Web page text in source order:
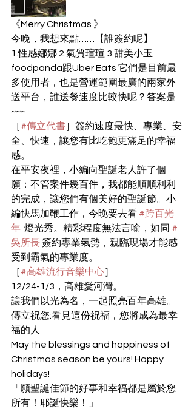
《Merry Christmas 》
今晚，我想來點……【誰簽約呢】
1.性感娜娜 2.氣質瑄瑄 3.甜美小玉
foodpanda跟Uber Eats 它們是目前最
多使用者，也是營運範圍最廣的兩家外
送平台，誰送餐速度比較快呢？答案是
~~~
［#傳立代書］簽約速度最快、專業、安
全、快速，讓您有比吃飽更滿足的幸福
感。
在平安夜裡，小編向聖誕老人許了個
願：不管案件幾百件，我都能順順利利
的完成，讓您們有個美好的聖誕節。小
編快馬加鞭工作，今晚要去看 #跨百光
年
  燈光秀。精彩程度無法言喻，如同
#
吳所長 簽約專業氣勢，親臨現場才能感
受到霸氣的專業度。
［#高雄流行音樂中心］
12/24-1/3，高雄愛河灣。
讓我們以光為名，一起照亮百年高雄。
傳立祝您:看見這份祝福，您將成為最幸
福的人
May the blessings and happiness of
Christmas season be yours! Happy
holidays!
「願聖誕佳節的好事和幸福都是屬於您
所有！耶誕快樂！」